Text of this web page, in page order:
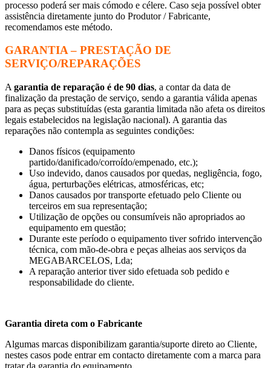
processo poderá ser mais cómodo e célere. Caso seja possível obter
assistência diretamente junto do Produtor / Fabricante,
recomendamos este método.
GARANTIA – PRESTAÇÃO DE
SERVIÇO/REPARAÇÕES
A garantia de reparação é de 90 dias, a contar da data de
finalização da prestação de serviço, sendo a garantia válida apenas
para as peças substituídas (esta garantia limitada não afeta os direitos
legais estabelecidos na legislação nacional). A garantia das
reparações não contempla as seguintes condições:
Danos físicos (equipamento
partido/danificado/corroído/empenado, etc.);
Uso indevido, danos causados por quedas, negligência, fogo,
água, perturbações elétricas, atmosféricas, etc;
Danos causados por transporte efetuado pelo Cliente ou
terceiros em sua representação;
Utilização de opções ou consumíveis não apropriados ao
equipamento em questão;
Durante este período o equipamento tiver sofrido intervenção
técnica, com mão-de-obra e peças alheias aos serviços da
MEGABARCELOS, Lda;
A reparação anterior tiver sido efetuada sob pedido e
responsabilidade do cliente.
Garantia direta com o Fabricante
Algumas marcas disponibilizam garantia/suporte direto ao Cliente,
nestes casos pode entrar em contacto diretamente com a marca para